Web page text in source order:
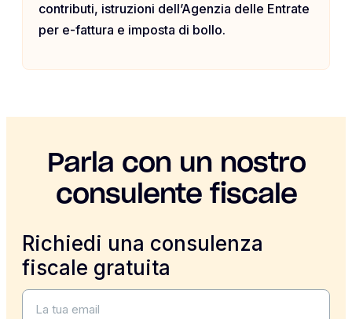
contributi, istruzioni dell’Agenzia delle Entrate
per e-fattura e imposta di bollo.
Parla con un nostro
consulente fiscale
Richiedi una consulenza
fiscale gratuita